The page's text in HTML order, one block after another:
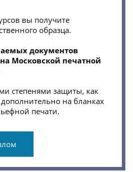
вы получите
образца.
документов
Московской печатной
степенями защиты, как
на бланках
печати.